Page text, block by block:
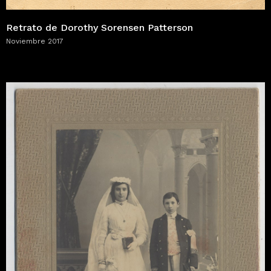
Retrato de Dorothy Sorensen Patterson
Noviembre 2017